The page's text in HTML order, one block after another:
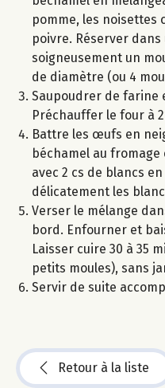
pomme, les noisettes
poivre. Réserver
soigneusement un
de diamètre (ou 4
Saupoudrer de farine
Préchauffer le four à
Battre les œufs en
béchamel au
avec 2 cs de blancs
délicatement les
Verser le mélange
bord. Enfourner et
Laisser cuire 30 à 35
petits moules), sans
Servir de suite
Retour à la liste